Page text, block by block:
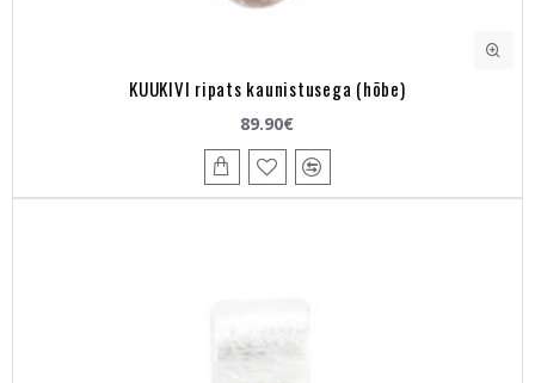
KUUKIVI ripats kaunistusega (hõbe)
89.90€